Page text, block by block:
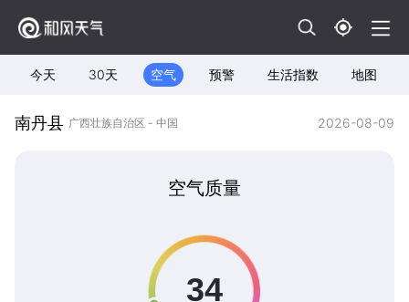
今天 30天 空气 预警 生活指数 地图
南丹县 广西壮族自治区 - 中国 2026-08-09
空气质量